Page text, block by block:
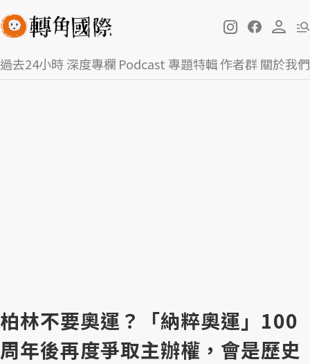
過去24小時深度專欄 Podcast 專題特輯作者群關於我們
柏林不要奧運？「納粹奧運」100
周年後再度爭取主辦權，會是歷史